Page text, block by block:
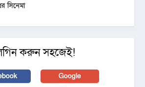
সিনেমা
করুন সহজেই!
Google